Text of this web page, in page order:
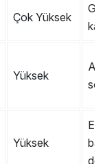
Çok Yüksek
Yüksek
Yüksek